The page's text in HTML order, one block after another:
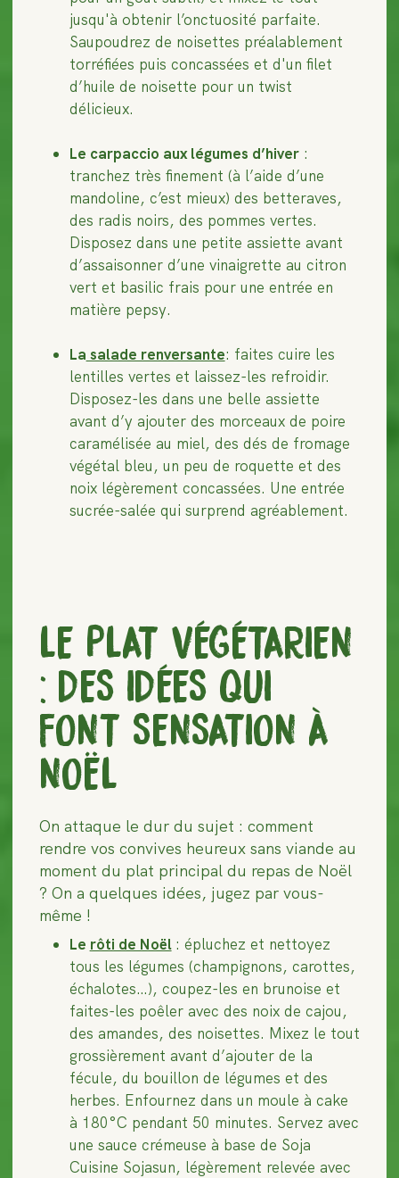
jusqu'à obtenir l’onctuosité parfaite.
Saupoudrez de noisettes préalablement
torréfiées puis concassées et d'un filet
d’huile de noisette pour un twist
délicieux.
Le carpaccio aux légumes d’hiver:
tranchez très finement (à l’aide d’une
mandoline, c’est mieux) des betteraves,
des radis noirs, des pommes vertes.
Disposez dans une petite assiette avant
d’assaisonner d’une vinaigrette au citron
vert et basilic frais pour une entrée en
matière pepsy.
La salade renversante: faites cuire les
lentilles vertes et laissez-les refroidir.
Disposez-les dans une belle assiette
avant d’y ajouter des morceaux de poire
caramélisée au miel, des dés de fromage
végétal bleu, un peu de roquette et des
noix légèrement concassées. Une entrée
sucrée-salée qui surprend agréablement.
LE PLAT VÉGÉTARIEN
: DES IDÉES QUI
FONT SENSATION À
NOËL
On attaque le dur du sujet : comment
rendre vos convives heureux sans viande au
moment du plat principal du repas de Noël
? On a quelques idées, jugez par vous-
même !
Le rôti de Noël : épluchez et nettoyez
tous les légumes (champignons, carottes,
échalotes…), coupez-les en brunoise et
faites-les poêler avec des noix de cajou,
des amandes, des noisettes. Mixez le tout
grossièrement avant d’ajouter de la
fécule, du bouillon de légumes et des
herbes. Enfournez dans un moule à cake
à 180°C pendant 50 minutes. Servez avec
une sauce crémeuse à base de Soja
Cuisine Sojasun, légèrement relevée avec